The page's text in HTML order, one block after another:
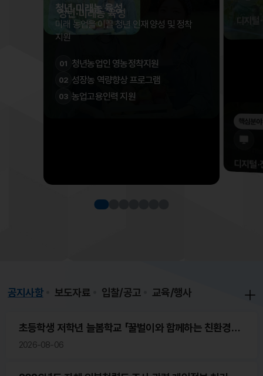
청년·미래농 육성
청년·미래농 육성
미래 농업을 이끌 청년 인재 양성 및 정착
지원
01 청년농업인 영농정착지원
02 성장농 역량향상 프로그램
03 농업고용인력 지원
디지
핵심분
디지털
공지사항
초등학생 저학년 늘봄학교 「꿀벌이와 함께하는 친환경농
업 이야기」 일일강사(농업인) 모집
2026-08-06
보도자료 입찰/공고 교육/행사